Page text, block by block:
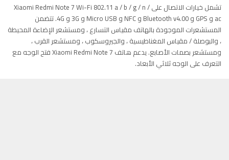
تشمل خيارات الاتصال على
Xiaomi Redmi Note 7Wi-Fi 802.11 a / b / g / n /
ac و GPS و Bluetooth v4.00 و NFC و Micro USB و 3G و 4G. تتضمن
المستشعرات الموجودة بالهاتف مقياس التسارع ، ومستشعر الإضاءة المحيطة
، والبوصلة / مقياس المغناطيسية ، والجيروسكوب ، ومستشعر القرب ،
ومستشعر بصمات الأصابع. يدعم هاتف Xiaomi Redmi Note 7 فتح الوجه مع
التعرف على الوجه ثلاثي الأبعاد.